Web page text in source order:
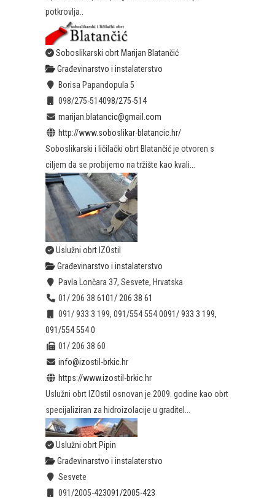
potkrovlja..
Soboslikarski obrt Marijan Blatančić
Građevinarstvo i instalaterstvo
Borisa Papandopula 5
098/275-514098/275-514
marijan.blatancic@gmail.com
http://www.soboslikar-blatancic.hr/
Soboslikarski i ličilački obrt Blatančić je otvoren s
ciljem da se probijemo na tržište kao kvali...
Uslužni obrt IZOstil
Građevinarstvo i instalaterstvo
Pavla Lončara 37, Sesvete, Hrvatska
01/ 206 38 6101/ 206 38 61
091/ 933 3 199, 091/554 554 0091/ 933 3 199,
091/554 554 0
01/ 206 38 60
info@izostil-brkic.hr
https://www.izostil-brkic.hr
Uslužni obrt IZOstil osnovan je 2009. godine kao obrt
specijaliziran za hidroizolacije u graditel...
Uslužni obrt Pipin
Građevinarstvo i instalaterstvo
Sesvete
091/2005-423091/2005-423